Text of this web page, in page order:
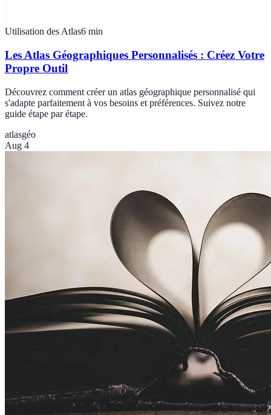
Utilisation des Atlas6 min
Les Atlas Géographiques Personnalisés : Créez Votre
Propre Outil
Découvrez comment créer un atlas géographique personnalisé qui
s'adapte parfaitement à vos besoins et préférences. Suivez notre
guide étape par étape.
atlasgéo
Aug 4